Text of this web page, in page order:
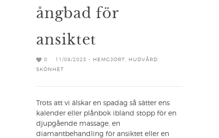
ångbad för
ansiktet
0 11/08/2023 - HEMGJORT HUDVÅRD
SKÖNHET
Trots att vi älskar en spadag så sätter ens
kalender eller plånbok ibland stopp för en
djupgående massage, en
diamantbehandling för ansiktet eller en